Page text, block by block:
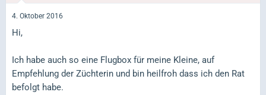
4. Oktober 2016
Hi,
Ich habe auch so eine Flugbox für meine Kleine, auf
Empfehlung der Züchterin und bin heilfroh dass ich den Rat
befolgt habe.